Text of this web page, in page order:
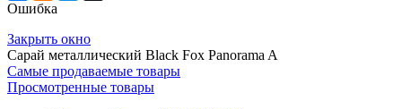
Ошибка
Закрыть окно
Сарай металлический Black Fox Panorama A
Самые продаваемые товары
Просмотренные товары